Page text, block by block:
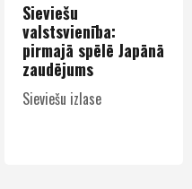
Sieviešu
valstsvienība:
pirmajā spēlē Japānā
zaudējums
Sieviešu izlase